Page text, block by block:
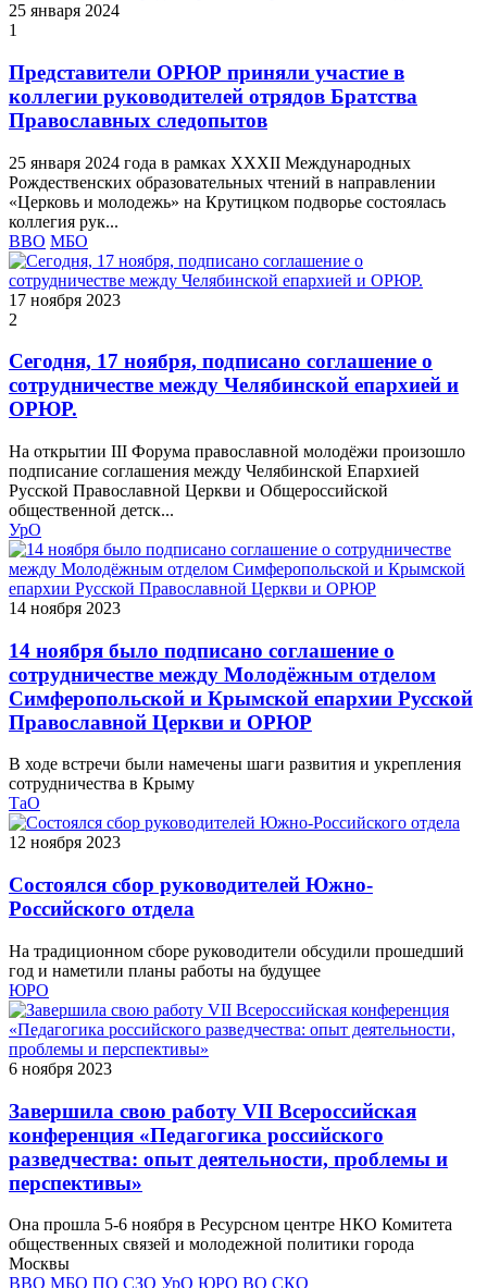
25 января 2024
1
Представители ОРЮР приняли участие в
коллегии руководителей отрядов Братства
Православных следопытов
25 января 2024 года в рамках XXXII Международных
Рождественских образовательных чтений в направлении
«Церковь и молодежь» на Крутицком подворье состоялась
коллегия рук...
ВВО МБО
17 ноября 2023
2
Сегодня, 17 ноября, подписано соглашение о
сотрудничестве между Челябинской епархией и
ОРЮР.
На открытии III Форума православной молодёжи произошло
подписание соглашения между Челябинской Епархией
Русской Православной Церкви и Общероссийской
общественной детск...
УрО
14 ноября 2023
14 ноября было подписано соглашение о
сотрудничестве между Молодёжным отделом
Симферопольской и Крымской епархии Русской
Православной Церкви и ОРЮР
В ходе встречи были намечены шаги развития и укрепления
сотрудничества в Крыму
ТаО
12 ноября 2023
Состоялся сбор руководителей Южно-
Российского отдела
На традиционном сборе руководители обсудили прошедший
год и наметили планы работы на будущее
ЮРО
6 ноября 2023
Завершила свою работу VII Всероссийская
конференция «Педагогика российского
разведчества: опыт деятельности, проблемы и
перспективы»
Она прошла 5-6 ноября в Ресурсном центре НКО Комитета
общественных связей и молодежной политики города
Москвы
ВВО МБО ПО СЗО УрО ЮРО ВО СКО